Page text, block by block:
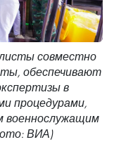
совместно
обеспечивают
в
процедурами,
военнослужащим
ВИА)